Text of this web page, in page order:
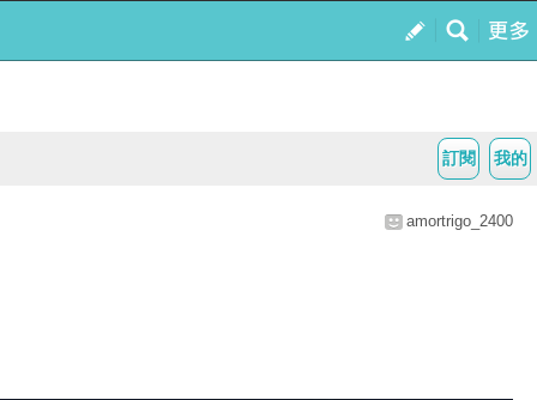
我的
訂閱
amortrigo_2400